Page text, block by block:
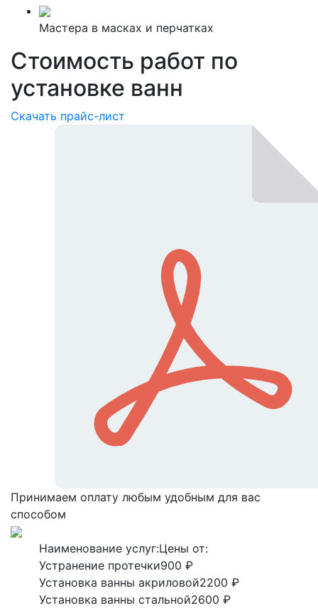
Мастера в масках и перчатках
Стоимость работ по
установке ванн
Скачать прайс-лист
Принимаем оплату любым удобным для вас
способом
Наименование услуг:Цены от:
Устранение протечки900 ₽
Установка ванны акриловой2200 ₽
Установка ванны стальной2600 ₽